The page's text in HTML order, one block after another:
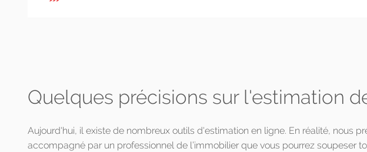
Quelques précisions sur l'estimation
Aujourd'hui, il existe de nombreux outils d'estimation en ligne. En réalité, nous
accompagné par un professionnel de l’immobilier que vous pourrez soupeser